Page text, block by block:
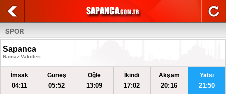
SPOR
Sapanca
Namaz Vakitleri
İmsak
04:11
Güneş
05:52
Öğle
13:09
İkindi
17:02
Akşam
20:16
Yatsı
21:50